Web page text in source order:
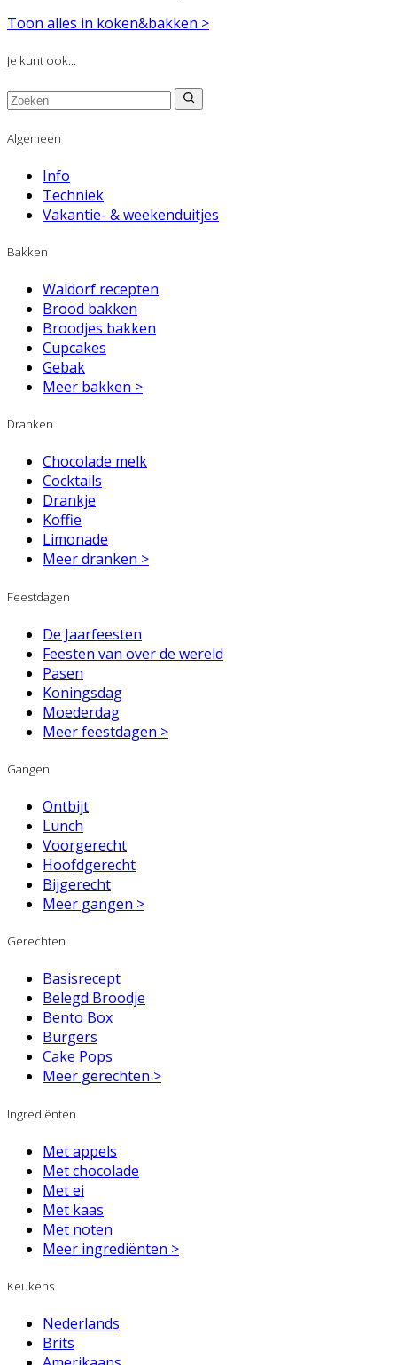
Toon alles in koken&bakken >
Je kunt ook...
Algemeen
Info
Techniek
Vakantie- & weekenduitjes
Bakken
Waldorf recepten
Brood bakken
Broodjes bakken
Cupcakes
Gebak
Meer bakken >
Dranken
Chocolade melk
Cocktails
Drankje
Koffie
Limonade
Meer dranken >
Feestdagen
De Jaarfeesten
Feesten van over de wereld
Pasen
Koningsdag
Moederdag
Meer feestdagen >
Gangen
Ontbijt
Lunch
Voorgerecht
Hoofdgerecht
Bijgerecht
Meer gangen >
Gerechten
Basisrecept
Belegd Broodje
Bento Box
Burgers
Cake Pops
Meer gerechten >
Ingrediënten
Met appels
Met chocolade
Met ei
Met kaas
Met noten
Meer ingrediënten >
Keukens
Nederlands
Brits